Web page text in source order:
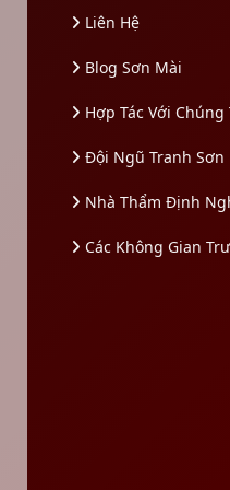
Liên Hệ
Blog Sơn Mài
Hợp Tác Với Chúng
Đội Ngũ Tranh
Nhà Thẩm Định
Các Không Gian